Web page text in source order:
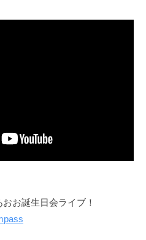
お誕生日会ライブ！